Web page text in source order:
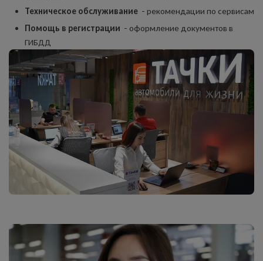
Техническое обслуживание - рекомендации по сервисам
Помощь в регистрации - оформление документов в
ГИБДД